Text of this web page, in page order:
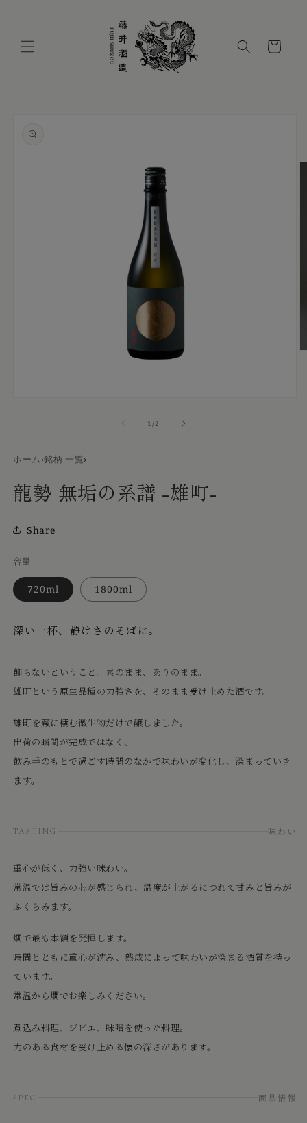
ー
キップ
で
ィ
を
く
1 /の2
ホーム›銘柄 一覧›
龍勢 無垢の系譜 -雄町-
Share
容量
720ml 1800ml
深い一杯、静けさのそばに。
飾らないということ。素のまま、ありのまま。
雄町という原生品種の力強さを、そのまま受け止めた酒です。
雄町を蔵に棲む微生物だけで醸しました。
出荷の瞬間が完成ではなく、
飲み手のもとで過ごす時間のなかで味わいが変化し、深まっていき
ます。
TASTING 味わい
重心が低く、力強い味わい。
常温では旨みの芯が感じられ、温度が上がるにつれて甘みと旨みが
ふくらみます。
燗で最も本領を発揮します。
時間とともに重心が沈み、熟成によって味わいが深まる酒質を持っ
ています。
常温から燗でお楽しみください。
煮込み料理、ジビエ、味噌を使った料理。
力のある食材を受け止める懐の深さがあります。
SPEC 商品情報